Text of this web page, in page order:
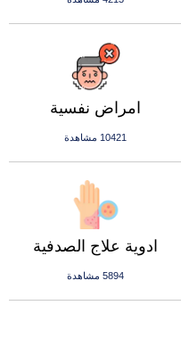
امراض نفسية
10421 مشاهدة
ادوية علاج الصدفية
5894 مشاهدة